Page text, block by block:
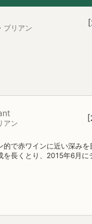
ブリアン
アン
で赤ワインに近い深み
長くとり、2015年6月